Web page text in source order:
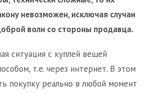
невозможен, исключая случаи
воли со стороны продавца.
ситуация с куплей вещей
т.е. через интернет. В этом
покупку реально в любой момент